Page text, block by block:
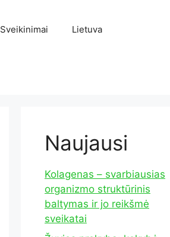
Sveikinimai Lietuva
Naujausi
Kolagenas – svarbiausias
organizmo struktūrinis
baltymas ir jo reikšmė
sveikatai